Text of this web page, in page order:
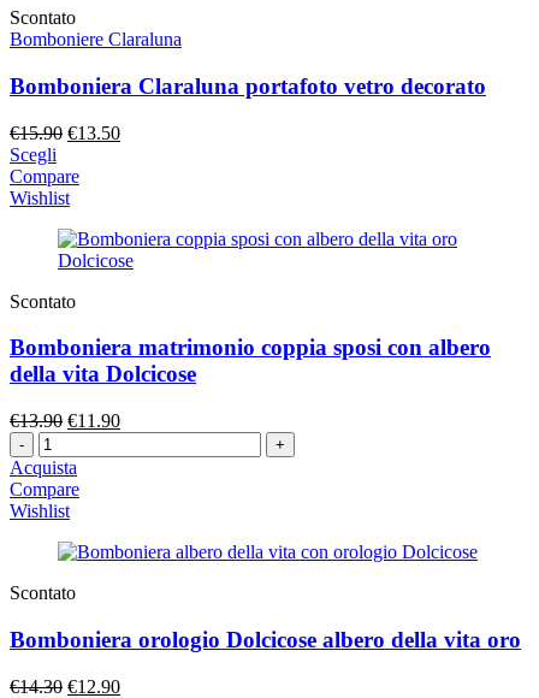
Scontato
Bomboniere Claraluna
Bomboniera Claraluna portafoto vetro decorato
€15.90 Il
originale
era:
€13.50Il
Scegli
Compare
Wishlist
Scontato
Bomboniera matrimonio coppia sposi con albero
della vita Dolcicose
€13.90 Il
originale
era:
€13.90.
€11.90Il
attuale
Quantità
Acquista
Compare
Wishlist
Scontato
Bomboniera orologio Dolcicose albero della vita oro
€14.30 Il
€12.90Il